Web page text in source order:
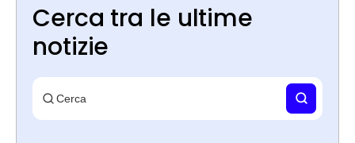
Cerca tra le ultime
notizie